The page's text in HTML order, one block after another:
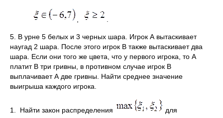
5. В урне 5 белых и 3 черных шара. Игрок А вытаскивает
наугад 2 шара. После этого игрок В также вытаскивает два
шара. Если они того же цвета, что у первого игрока, то А
платит В три гривны, в противном случае игрок В
выплачивает А две гривны. Найти среднее значение
выигрыша каждого игрока.
1. Найти закон распределения
для